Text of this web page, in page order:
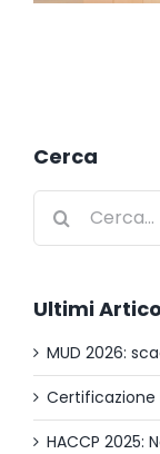
Cerca
Cerca
per:
Ultimi
MUD 2026:
Certificazione
HACCP 2025: